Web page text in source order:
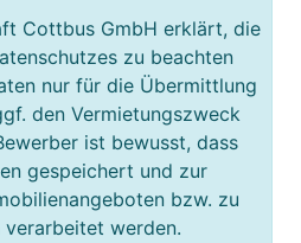
Cottbus GmbH erklärt, die
zu beachten
nur für die Übermittlung
den Vermietungszweck
ist bewusst, dass
gespeichert und zur
bzw. zu
werden.